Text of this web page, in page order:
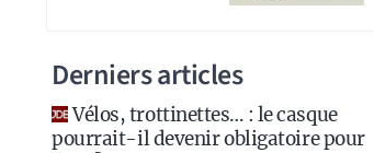
Derniers articles
Vélos, trottinettes… : le casque
pourrait-il devenir obligatoire pour